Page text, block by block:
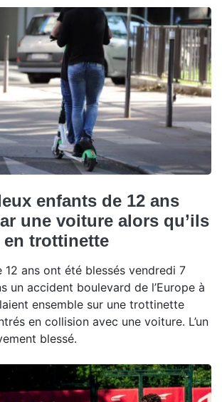
enfants de 12 ans
une voiture alors qu’ils
trottinette
12 ans ont été blessés vendredi 7
un accident boulevard de l’Europe à
ensemble sur une trottinette
en collision avec une voiture. L’un
blessé.